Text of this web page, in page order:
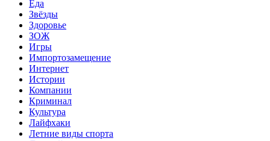
Еда
Звёзды
Здоровье
ЗОЖ
Игры
Импортозамещение
Интернет
Истории
Компании
Криминал
Культура
Лайфхаки
Летние виды спорта